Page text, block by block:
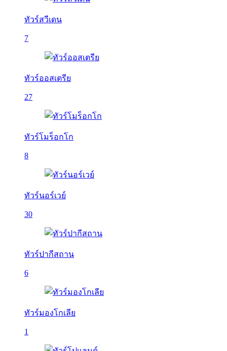
ทัวร์สวีเดน
7
ทัวร์ออสเตรีย
27
ทัวร์โมร็อกโก
8
ทัวร์นอร์เวย์
30
ทัวร์ปากีสถาน
6
ทัวร์มองโกเลีย
1